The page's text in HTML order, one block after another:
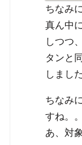
ちなみ
真ん中
しつつ
タンと
しました
ちなみ
すね。。
あ、対